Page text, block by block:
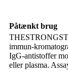
Påtænkt brug
immun-
IgG-antistoffer
eller plasma.